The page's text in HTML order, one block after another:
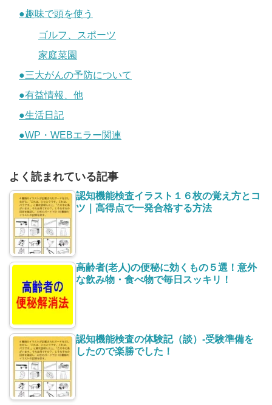
●趣味で頭を使う
ゴルフ、スポーツ
家庭菜園
●三大がんの予防について
●有益情報、他
●生活日記
●WP・WEBエラー関連
よく読まれている記事
認知機能検査イラスト１６枚の覚え方とコ
ツ｜高得点で一発合格する方法
高齢者(老人)の便秘に効くもの５選！意外
な飲み物・食べ物で毎日スッキリ！
認知機能検査の体験記（談）-受験準備を
したので楽勝でした！